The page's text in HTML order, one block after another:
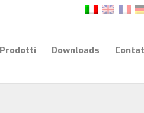
Prodotti Downloads